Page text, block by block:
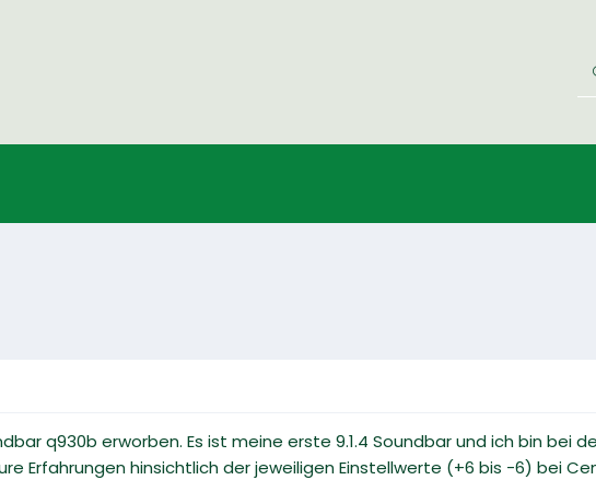
q930b erworben. Es ist meine erste 9.1.4 Soundbar und ich bin bei
Erfahrungen hinsichtlich der jeweiligen Einstellwerte (+6 bis -6) bei